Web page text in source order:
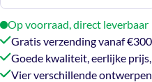
Moments
(250
stuks)
Op voorraad, direct leverbaar
Gratis verzending vanaf €300
Goede kwaliteit, eerlijke
Vier verschillende